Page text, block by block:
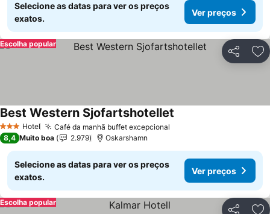
Selecione as datas para ver os preços
exatos.
Ver preços
Partilhar
Escolha popular
3 EstrelasHotel Café da manhã buffet excepcional
Best Western Sjofartshotellet
8,4 Muito boa 2.979 Oskarshamn
Selecione as datas para ver os preços
exatos.
Ver preços
Escolha popular